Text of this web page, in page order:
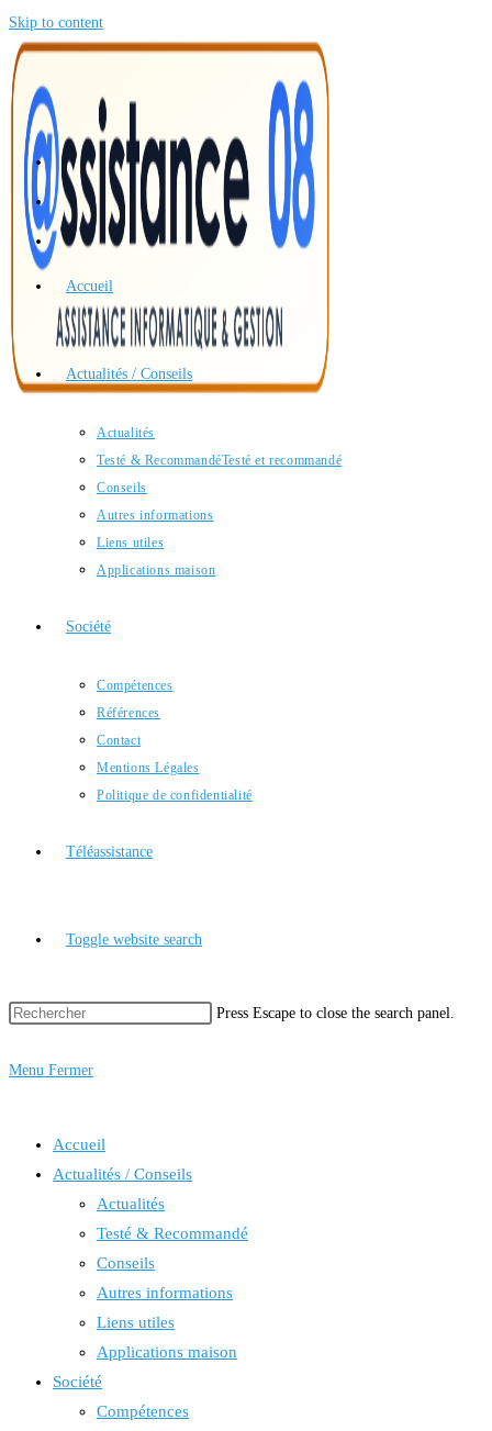
Skip to content
Accueil
Actualités / Conseils
Actualités
Testé & RecommandéTesté et recommandé
Conseils
Autres informations
Liens utiles
Applications maison
Société
Compétences
Références
Contact
Mentions Légales
Politique de confidentialité
Téléassistance
Toggle website search
Press Escape to close the search panel.
Menu Fermer
Accueil
Actualités / Conseils
Actualités
Testé & Recommandé
Conseils
Autres informations
Liens utiles
Applications maison
Société
Compétences